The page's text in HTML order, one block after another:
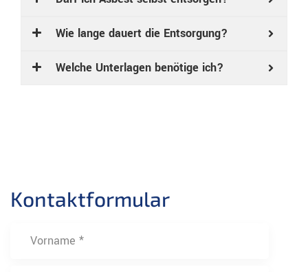
Wie lange dauert die Entsorgung?
Welche Unterlagen benötige ich?
Kontaktformular